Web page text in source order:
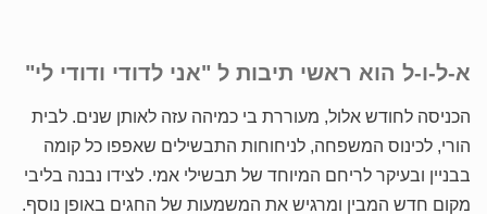
א-ל-ו-ל הוא ראשי תיבות ל "אני לדודי ודודי לי"
הכניסה לחודש אלול, מעוררת בי כמיהה עזה לאותן שנים. לבית
הורי, לכינוס המשפחה, לניחוחות התבשילים שאפפו כל קומה
בבניין ובעיקר לריחם המיוחד של תבשילי אמי. לצידו נבנה בליבי
מקום חדש המבין ומרגיש את המשמעות של החגים באופן נוסף.